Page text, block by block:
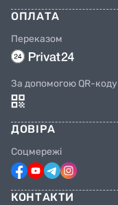
ОПЛАТА
Переказом
За допомогою QR-коду
ДОВІРА
Соцмережі
КОНТАКТИ